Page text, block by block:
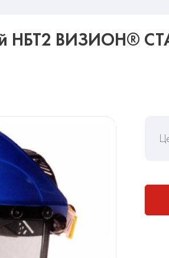
НБТ2 ВИЗИОН®